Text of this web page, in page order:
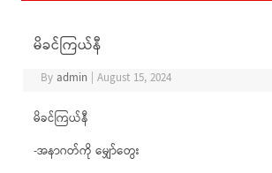
မိခင်ကြယ်နီ
Byadmin August 15, 2024
မိခင်ကြယ်နီ
-အနာဂတ်ကို မျှော်တွေး